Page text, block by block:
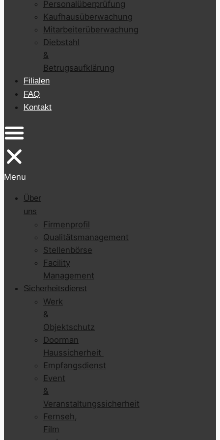
Personalüberprüfung
Kaufhausüberwachung
Mitarbeiterüberwachung
Diebstahl
&
Betrugsaufklärung
Filialen
FAQ
Kontakt
Menu
Über
uns
Firmenprofil
Qualitätsmanagement
Stellenbörse
Facility
Management
Sicherheitsdienst
Werk
&
Objektschutz
Doorman
Haussicherheit
Empfangsdienst
Event
&
Veranstaltungssicherheit
Fernseh,
Film